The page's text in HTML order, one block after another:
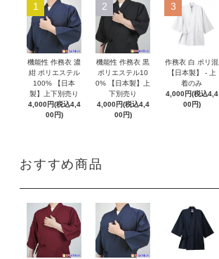
1
機能性 作務衣 濃
紺 ポリエステル
100% 【日本
製】上下別売り
4,000円(税込4,4
00円)
2
機能性 作務衣 黒
ポリエステル10
0% 【日本製】上
下別売り
4,000円(税込4,4
00円)
3
作務衣 白 ポリ混
【日本製】 - 上
着のみ
4,000円(税込4,4
00円)
おすすめ商品